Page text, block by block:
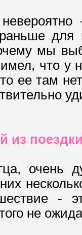
раньше
мы
что у
ее там
из
очень
-
не